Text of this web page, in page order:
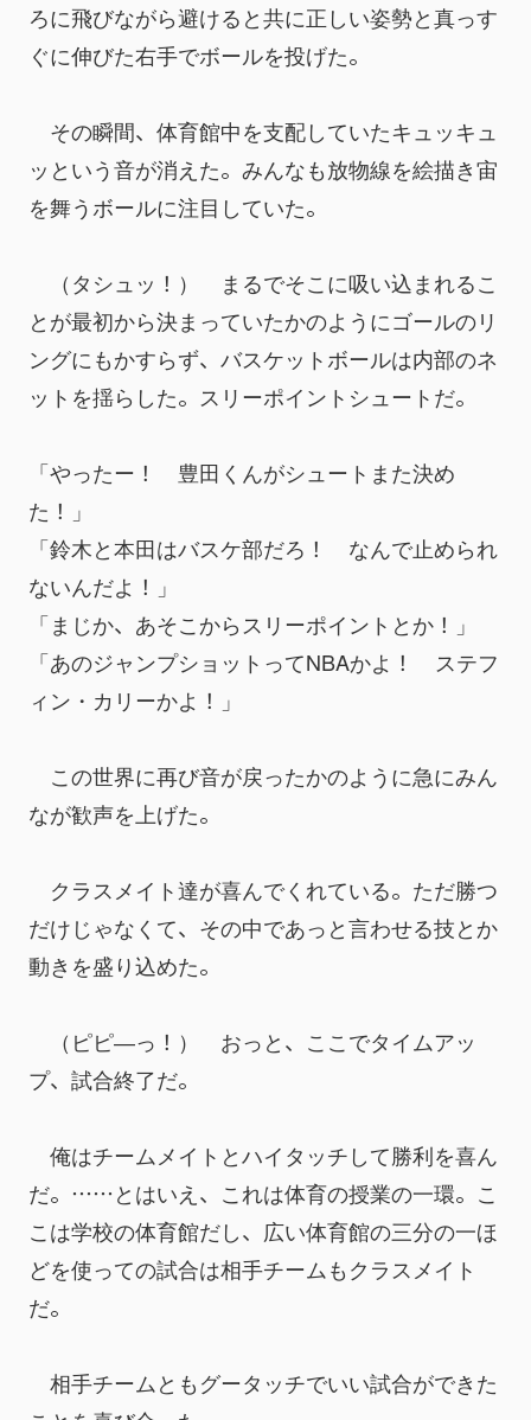
ろに飛びながら避けると共に正しい姿勢と真っす
ぐに伸びた右手でボールを投げた。
その瞬間、体育館中を支配していたキュッキュ
ッという音が消えた。みんなも放物線を絵描き宙
を舞うボールに注目していた。
（タシュッ！）　まるでそこに吸い込まれるこ
とが最初から決まっていたかのようにゴールのリ
ングにもかすらず、バスケットボールは内部のネ
ットを揺らした。スリーポイントシュートだ。
「やったー！　豊田くんがシュートまた決め
た！」
「鈴木と本田はバスケ部だろ！　なんで止められ
ないんだよ！」
「まじか、あそこからスリーポイントとか！」
「あのジャンプショットってNBAかよ！　ステフ
ィン・カリーかよ！」
この世界に再び音が戻ったかのように急にみん
なが歓声を上げた。
クラスメイト達が喜んでくれている。ただ勝つ
だけじゃなくて、その中であっと言わせる技とか
動きを盛り込めた。
（ピピ―っ！）　おっと、ここでタイムアッ
プ、試合終了だ。
俺はチームメイトとハイタッチして勝利を喜ん
だ。……とはいえ、これは体育の授業の一環。こ
こは学校の体育館だし、広い体育館の三分の一ほ
どを使っての試合は相手チームもクラスメイト
だ。
相手チームともグータッチでいい試合ができた